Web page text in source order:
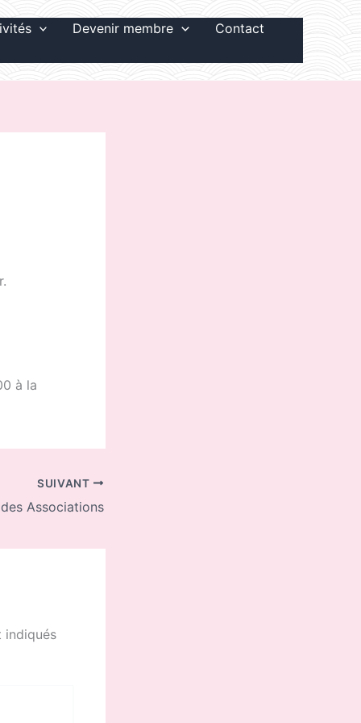
Devenir membre Contact
à la
SUIVANT
Associations
indiqués